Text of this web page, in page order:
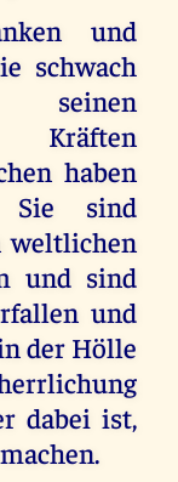
und
schwach
haben
Sie sind
weltlichen
und sind
und
der Hölle
dabei ist,